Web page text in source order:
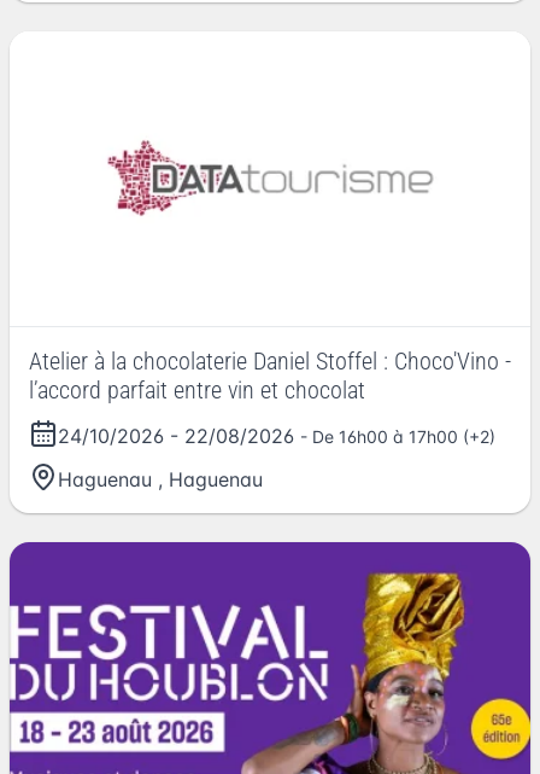
Atelier à la chocolaterie Daniel Stoffel : Choco'Vino -
l’accord parfait entre vin et chocolat
24/10/2026 - 22/08/2026 - De 16h00 à 17h00 (+2)
Haguenau , Haguenau